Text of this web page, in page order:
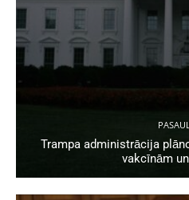
Trampa administrācija
vakcīnām